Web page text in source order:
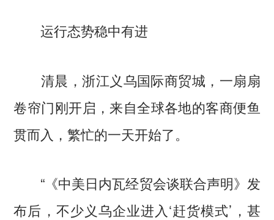
运行态势稳中有进
清晨，浙江义乌国际商贸城，一扇扇
卷帘门刚开启，来自全球各地的客商便鱼
贯而入，繁忙的一天开始了。
“《中美日内瓦经贸会谈联合声明》发
布后，不少义乌企业进入‘赶货模式’，甚